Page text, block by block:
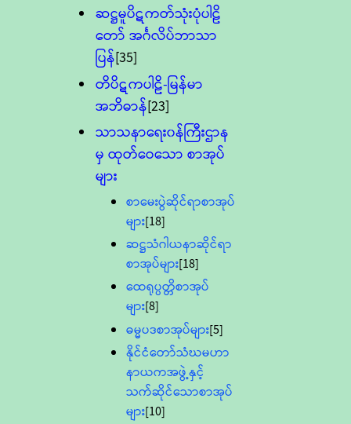
ဆဋ္ဌမူပိဋကတ်သုံးပုံပါဠိ
တော် အင်္ဂလိပ်ဘာသာ
ပြန်[35]
တိပိဋကပါဠိ-မြန်မာ
အဘိဓာန်[23]
သာသနာရေး၀န်ကြီးဌာန
မှ ထုတ်ဝေသော စာအုပ်
များ
စာမေးပွဲဆိုင်ရာစာအုပ်
များ[18]
ဆဋ္ဌသံဂါယနာဆိုင်ရာ
စာအုပ်များ[18]
ထေရုပ္ပတ္တိစာအုပ်
များ[8]
ဓမ္မပဒစာအုပ်များ[5]
နိုင်ငံတော်သံဃမဟာ
နာယကအဖွဲ့နှင့်
သက်ဆိုင်သောစာအုပ်
များ[10]